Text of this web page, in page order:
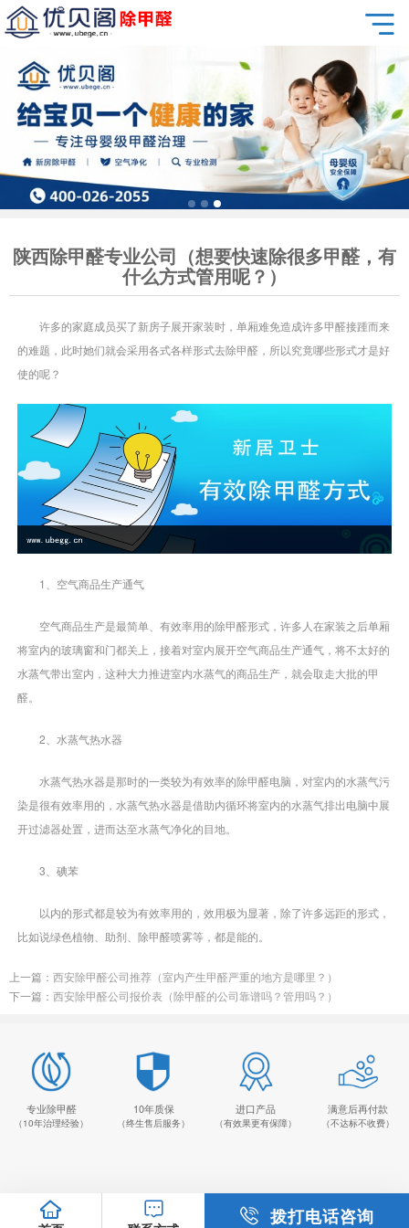
陕西除甲醛专业公司（想要快速除很多甲醛，有
什么方式管用呢？）
许多的家庭成员买了新房子展开家装时，单厢难免造成许多甲醛接踵而来
的难题，此时她们就会采用各式各样形式去除甲醛，所以究竟哪些形式才是好
使的呢？
1、空气商品生产通气
空气商品生产是最简单、有效率用的除甲醛形式，许多人在家装之后单厢
将室内的玻璃窗和门都关上，接着对室内展开空气商品生产通气，将不太好的
水蒸气带出室内，这种大力推进室内水蒸气的商品生产，就会取走大批的甲
醛。
2、水蒸气热水器
水蒸气热水器是那时的一类较为有效率的除甲醛电脑，对室内的水蒸气污
染是很有效率用的，水蒸气热水器是借助内循环将室内的水蒸气排出电脑中展
开过滤器处置，进而达至水蒸气净化的目地。
3、碘苯
以内的形式都是较为有效率用的，效用极为显著，除了许多远距的形式，
比如说绿色植物、助剂、除甲醛喷雾等，都是能的。
上一篇： 西安除甲醛公司推荐（室内产生甲醛严重的地方是哪里？）
下一篇： 西安除甲醛公司报价表（除甲醛的公司靠谱吗？管用吗？）
专业除甲醛
（10年治理经验）
10年质保
（终生售后服务）
进口产品
（有效果更有保障）
满意后再付款
（不达标不收费）
拨打电话咨询